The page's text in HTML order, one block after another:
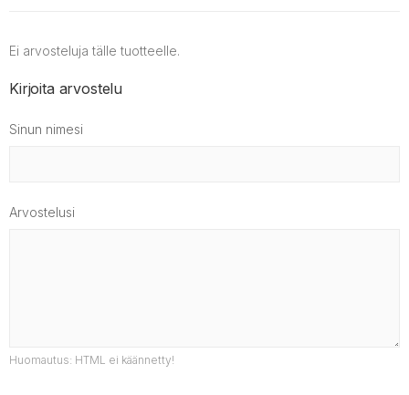
Ei arvosteluja tälle tuotteelle.
Kirjoita arvostelu
Sinun nimesi
Arvostelusi
Huomautus: HTML ei käännetty!